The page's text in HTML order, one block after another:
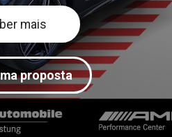
mais
proposta